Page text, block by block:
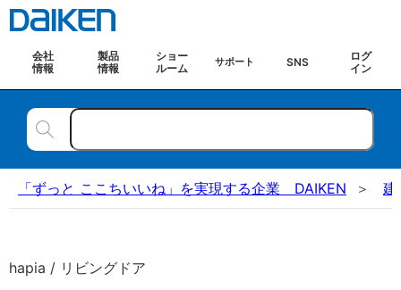
会社
情報
製品
情報
ショー
ルーム
サポート SNS
ログ
イン
「ずっと ここちいいね」を実現する企業 DAIKEN 建
hapia / リビングドア